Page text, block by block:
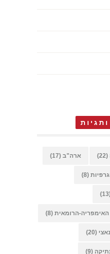
(22) ארה"ב (17)
(8)
האימפריה-הרומאית (8)
(20)
(9)